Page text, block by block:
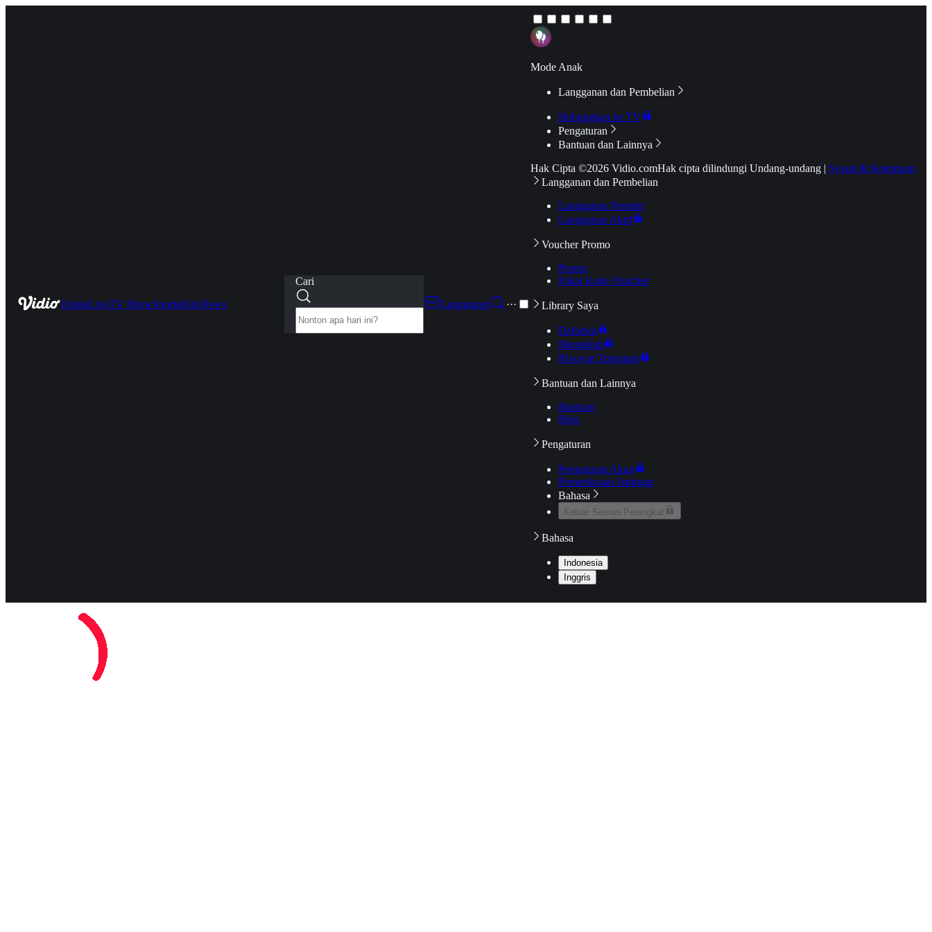
HomeLiveTV ShowSportsKidsNews
Cari
Langganan
···
Mode Anak
Langganan dan Pembelian
Hubungkan ke TV
Pengaturan
Bantuan dan Lainnya
Hak Cipta ©2026 Vidio.comHak cipta dilindungi Undang-undang | Syarat & Ketentuan
Langganan dan Pembelian
Langganan Premier
Langganan Aktif
Voucher Promo
Promo
Pakai Kode Voucher
Library Saya
Daftarku
Mengikuti
Riwayat Tontonan
Bantuan dan Lainnya
Bantuan
Blog
Pengaturan
Pengaturan Akun
Pemeriksaan Jaringan
Bahasa
Keluar Semua Perangkat
Bahasa
Indonesia
Inggris